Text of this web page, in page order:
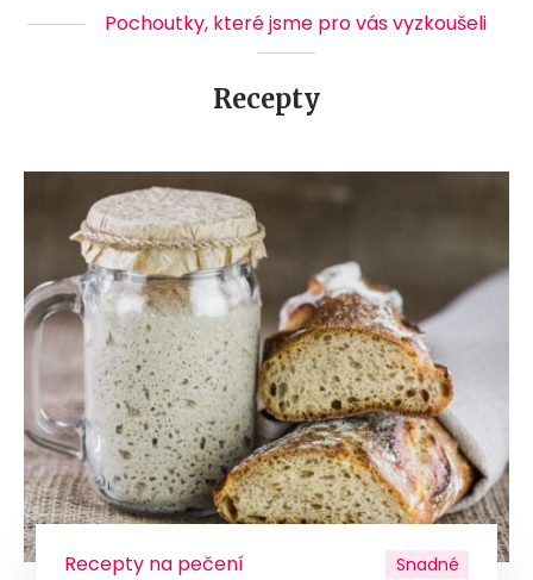
Pochoutky, které jsme pro vás vyzkoušeli
Recepty
Recepty na pečení Snadné